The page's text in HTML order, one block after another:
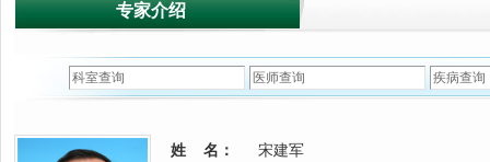
专家介绍
姓 名：
宋建军